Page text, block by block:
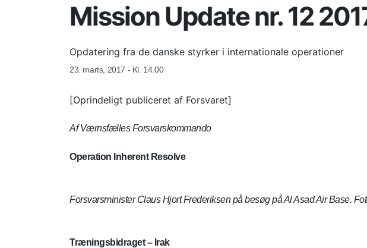
Mission Update nr. 12
Opdatering fra de danske styrker i internationale operationer
23. marts, 2017 - Kl. 14.00
[Oprindeligt publiceret af Forsvaret]
Af Værnsfælles Forsvarskommando
Operation Inherent Resolve
Forsvarsminister Claus Hjort Frederiksen på besøg på Al Asad Air Base.
Træningsbidraget – Irak